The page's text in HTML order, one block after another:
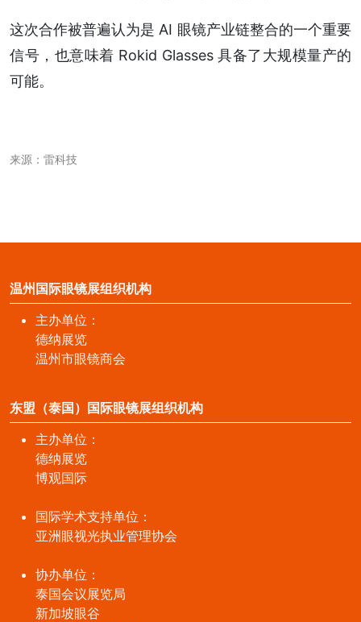
这次合作被普遍认为是 AI 眼镜产业链整合的一个重要
信号，也意味着 Rokid Glasses 具备了大规模量产的
可能。
来源：雷科技
温州国际眼镜展组织机构
主办单位：
德纳展览
温州市眼镜商会
东盟（泰国）国际眼镜展组织机构
主办单位：
德纳展览
博观国际
国际学术支持单位：
亚洲眼视光执业管理协会
协办单位：
泰国会议展览局
新加坡眼谷